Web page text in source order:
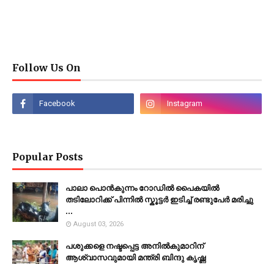
Follow Us On
Popular Posts
പാലാ പൊൻകുന്നം റോഡിൽ പൈകയിൽ
തടിലോറിക്ക് പിന്നിൽ സ്കൂട്ടർ ഇടിച്ച് രണ്ടുപേർ മരിച്ചു
...
August 03, 2026
പശുക്കളെ നഷ്ടപ്പെട്ട അനിൽകുമാറിന്
ആശ്വാസവുമായി മന്ത്രി ബിന്ദു കൃഷ്ണ